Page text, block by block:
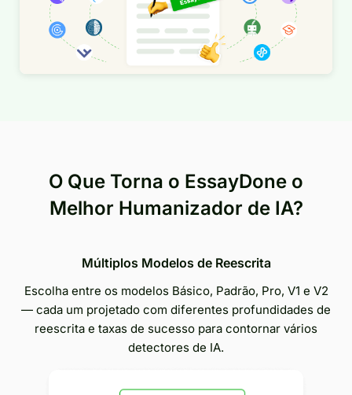
O Que Torna o EssayDone o
Melhor Humanizador de IA?
Múltiplos Modelos de Reescrita
Escolha entre os modelos Básico, Padrão, Pro, V1 e V2
— cada um projetado com diferentes profundidades de
reescrita e taxas de sucesso para contornar vários
detectores de IA.